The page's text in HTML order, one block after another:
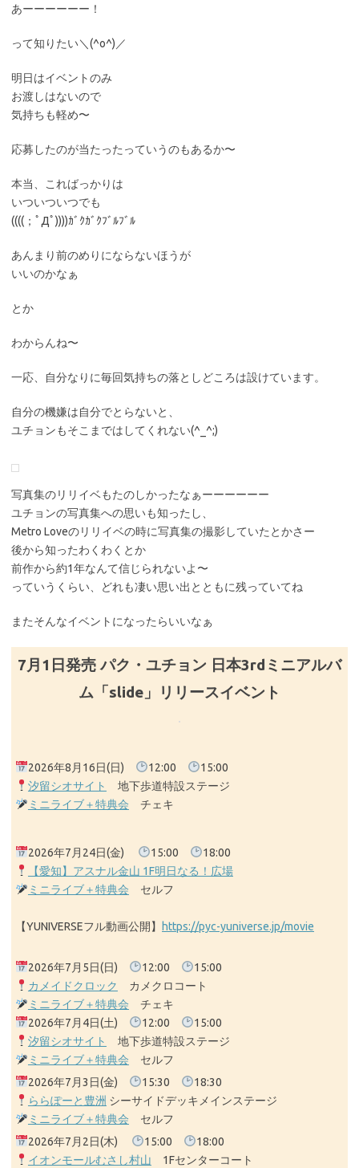
あーーーーーー！
って知りたい＼(^o^)／
明日はイベントのみ
お渡しはないので
気持ちも軽め〜
応募したのが当たったっていうのもあるか〜
本当、こればっかりは
いついついつでも
((((；ﾟДﾟ))))ｶﾞｸｶﾞｸﾌﾞﾙﾌﾞﾙ
あんまり前のめりにならないほうが
いいのかなぁ
とか
わからんね〜
一応、自分なりに毎回気持ちの落としどころは設けています。
自分の機嫌は自分でとらないと、
ユチョンもそこまではしてくれない(^_^;)
写真集のリリイベもたのしかったなぁーーーーーー
ユチョンの写真集への思いも知ったし、
Metro Loveのリリイベの時に写真集の撮影していたとかさー
後から知ったわくわくとか
前作から約1年なんて信じられないよ〜
っていうくらい、どれも凄い思い出とともに残っていてね
またそんなイベントになったらいいなぁ
7月1日発売 パク・ユチョン 日本3rdミニアルバ
ム「slide」リリースイベント
2026年8月16日(日) 12:00
15:00
汐留シオサイト
地下歩道特設ステージ
ミニライブ＋特典会 チェキ
2026年7月24日(金) 15:00
18:00
【愛知】アスナル金山 1F明日なる！広場
ミニライブ＋特典会 セルフ
【YUNIVERSEフル動画公開】 https://pyc-yuniverse.jp/movie
2026年7月5日(日) 12:00
15:00
カメイドクロック
カメクロコート
ミニライブ＋特典会 チェキ
2026年7月4日(土)
12:00
15:00
汐留シオサイト
地下歩道特設ステージ
ミニライブ＋特典会 セルフ
2026年7月3日(金)
15:30
18:30
ららぽーと豊洲 シーサイドデッキメインステージ
ミニライブ＋特典会 セルフ
2026年7月2日(木)
15:00
18:00
イオンモールむさし村山 1Fセンターコート